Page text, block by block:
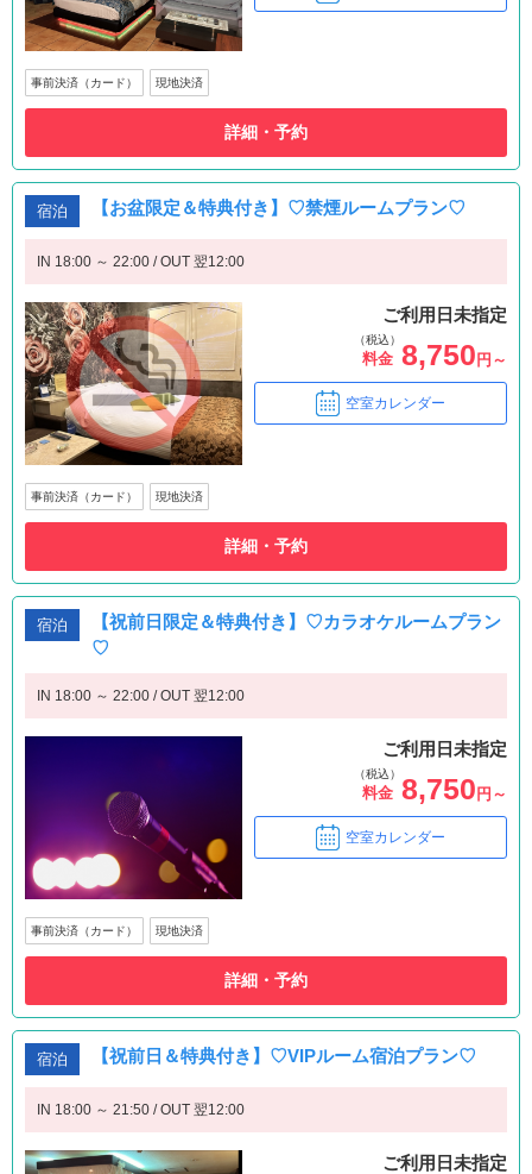
事前決済（カード） 現地決済
詳細・予約
宿泊 【お盆限定＆特典付き】♡禁煙ルームプラン♡
IN 18:00 ～ 22:00 / OUT 翌12:00
ご利用日未指定
（税込）
料金 8,750 円～
空室カレンダー
事前決済（カード） 現地決済
詳細・予約
宿泊
【祝前日限定＆特典付き】♡カラオケルームプラン
♡
IN 18:00 ～ 22:00 / OUT 翌12:00
ご利用日未指定
（税込）
料金 8,750 円～
空室カレンダー
事前決済（カード） 現地決済
詳細・予約
宿泊 【祝前日＆特典付き】♡VIPルーム宿泊プラン♡
IN 18:00 ～ 21:50 / OUT 翌12:00
ご利用日未指定